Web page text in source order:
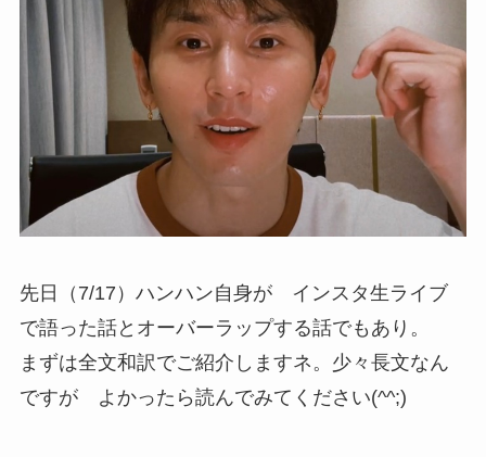
先日（7/17）ハンハン自身が インスタ生ライブ
で語った話とオーバーラップする話でもあり。
まずは全文和訳でご紹介しますネ。少々長文なん
ですが よかったら読んでみてください(^^;)